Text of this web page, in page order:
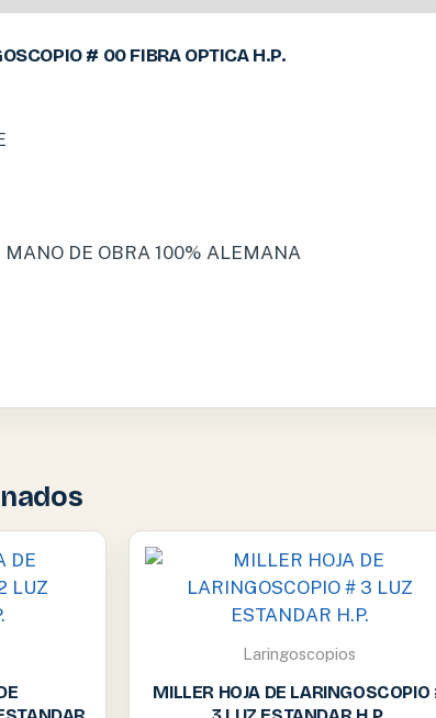
# 00 FIBRA OPTICA H.P.
MANO DE OBRA 100% ALEMANA
Laringoscopios
MILLER HOJA DE LARINGOSCOPIO